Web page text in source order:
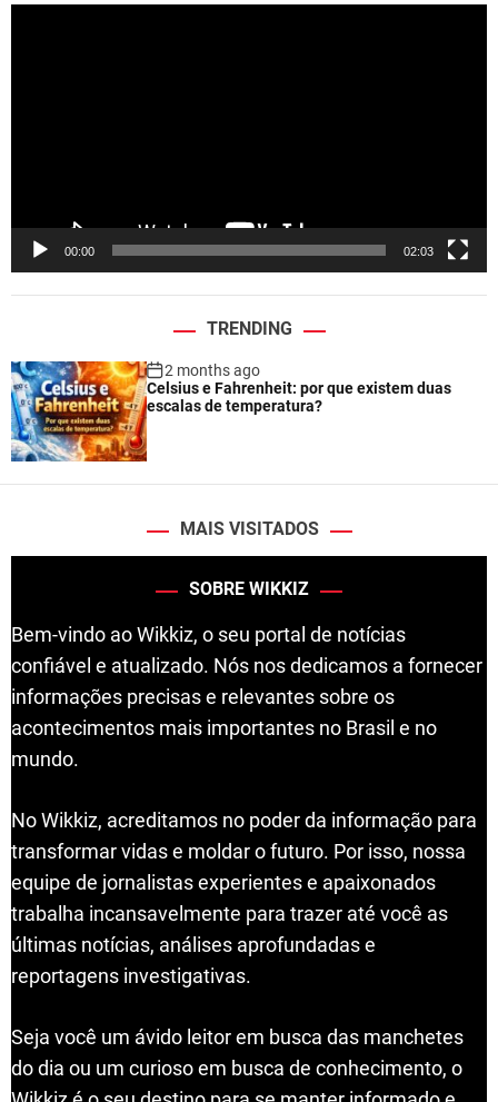
00:00 02:03
TRENDING
2 months ago
Celsius e Fahrenheit: por que existem duas
escalas de temperatura?
MAIS VISITADOS
SOBRE WIKKIZ
Bem-vindo ao Wikkiz, o seu portal de notícias
confiável e atualizado. Nós nos dedicamos a fornecer
informações precisas e relevantes sobre os
acontecimentos mais importantes no Brasil e no
mundo.
No Wikkiz, acreditamos no poder da informação para
transformar vidas e moldar o futuro. Por isso, nossa
equipe de jornalistas experientes e apaixonados
trabalha incansavelmente para trazer até você as
últimas notícias, análises aprofundadas e
reportagens investigativas.
Seja você um ávido leitor em busca das manchetes
do dia ou um curioso em busca de conhecimento, o